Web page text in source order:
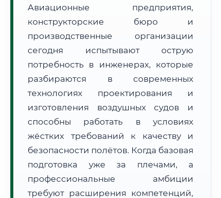
Расчет логистики оригиналов:
• Маршрут транзита:~884 км
• Экспресс-доставка СДЭК / Почтой:1–2 рабочих дня
📜 Документы и аккредитация ФИС ФРДО
🔍Нажмите на документ для увеличения и просмотра
Авиационные предприятия,
конструкторские бюро и
производственные организации
сегодня испытывают острую
потребность в инженерах, которые
разбираются в современных
технологиях проектирования и
изготовления воздушных судов и
способны работать в условиях
жёстких требований к качеству и
безопасности полётов. Когда базовая
подготовка уже за плечами, а
профессиональные амбиции
требуют расширения компетенций,